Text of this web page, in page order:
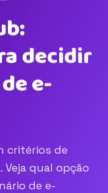
decidir
e-
critérios de
Veja qual opção
de e-